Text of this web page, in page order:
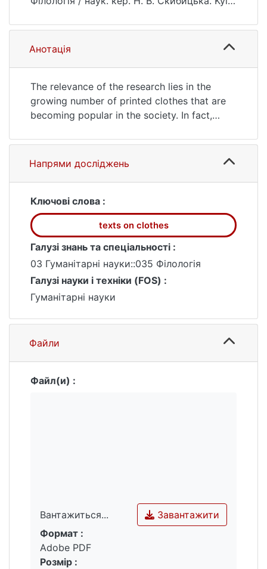
https://ir.library.knu.ua/handle/15071834/4168
(date of access: 25.07.2026).
Анотація
The relevance of the research lies in the
growing number of printed clothes that are
becoming popular in the society. In fact,
decorating their clothes which then perform
a communicative function and create a
general impression about a person. It gives
texts we wear as a linguistic phenomenon.
The object of the research is the texts found
on different items of clothes, such as T-
shirts, sweaters, dresses etc.
The subject of the research is the semantic
and structural characteristics of texts on
clothes.
Напрями досліджень
Ключові слова :
texts on clothes
Галузі знань та спеціальності :
03 Гуманітарні науки::035 Філологія
Галузі науки і техніки (FOS) :
Гуманітарні науки
Файли
Файл(и) :
Вантажиться...
Вантажиться...
Завантажити
Формат :
Adobe PDF
Розмір :